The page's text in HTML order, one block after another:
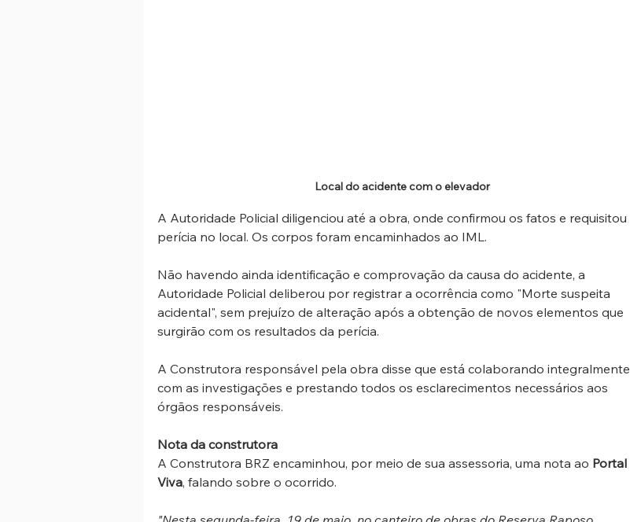
Local do acidente com o elevador
A Autoridade Policial diligenciou até a obra, onde confirmou os fatos e requisitou
perícia no local. Os corpos foram encaminhados ao IML.
Não havendo ainda identificação e comprovação da causa do acidente, a
Autoridade Policial deliberou por registrar a ocorrência como "Morte suspeita
acidental", sem prejuízo de alteração após a obtenção de novos elementos que
surgirão com os resultados da perícia.
A Construtora responsável pela obra disse que está colaborando integralmente
com as investigações e prestando todos os esclarecimentos necessários aos
órgãos responsáveis.
Nota da construtora
A Construtora BRZ encaminhou, por meio de sua assessoria, uma nota ao Portal
Viva, falando sobre o ocorrido.